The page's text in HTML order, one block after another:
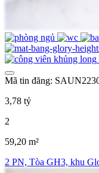
Mã tin đăng:
3,78 tỷ
2
59,20 m²
2 PN, Tòa GH3, khu